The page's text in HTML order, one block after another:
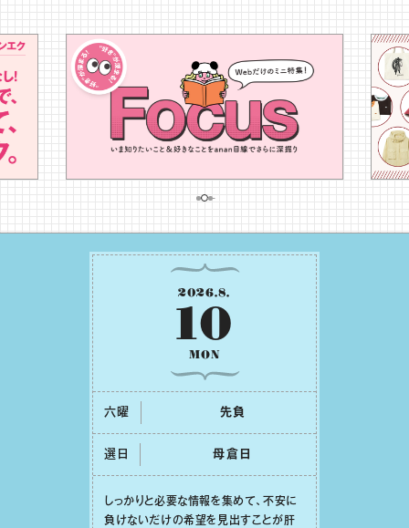
2026.8.
10
MON
六曜 先負
選日 ⺟倉⽇
しっかりと必要な情報を集めて、不安に
負けないだけの希望を⾒出すことが肝